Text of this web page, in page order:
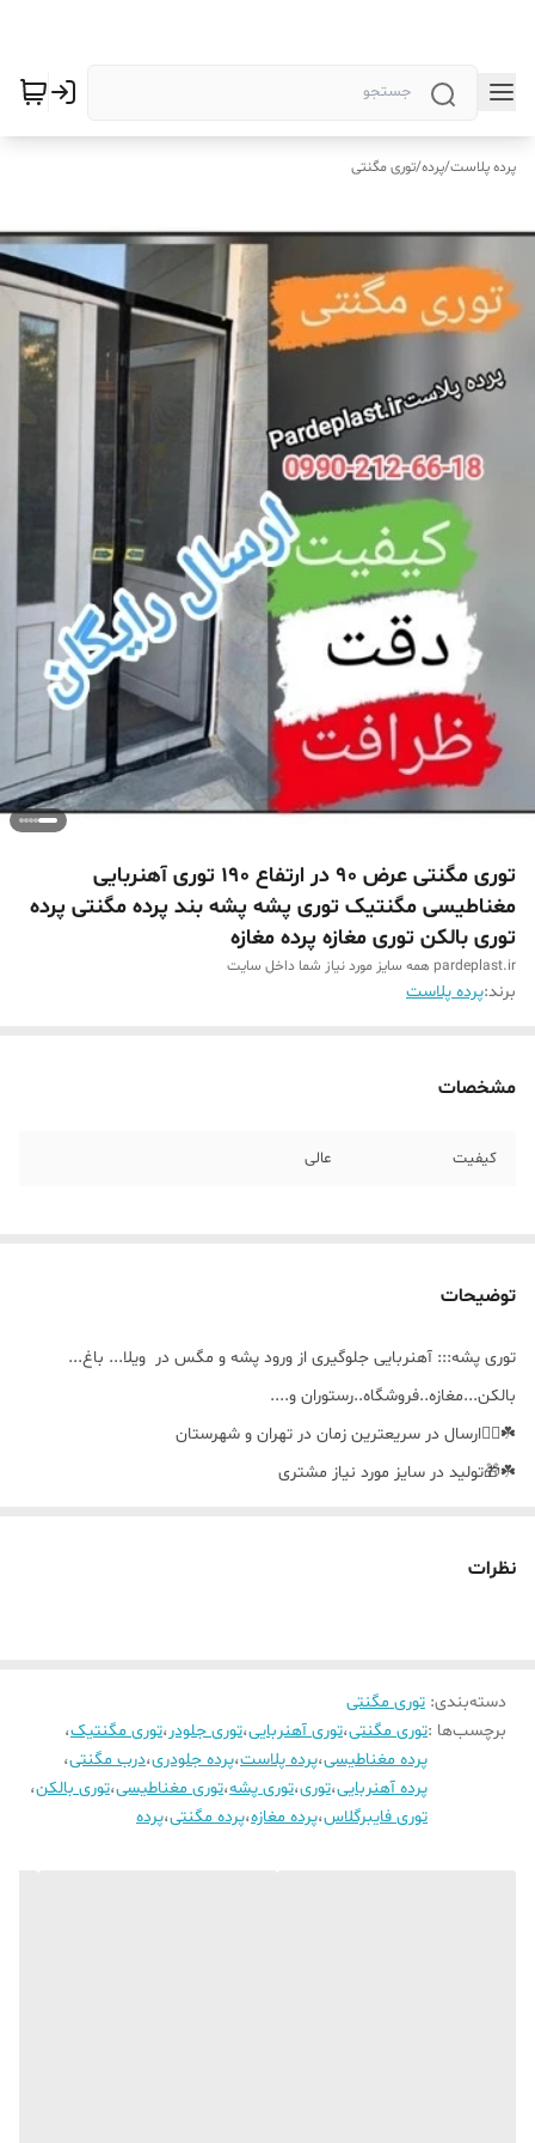
پرده پلاست/پرده/توری مگنتی
توری مگنتی عرض 90 در ارتفاع 190 توری آهنربایی
مغناطیسی مگنتیک توری پشه پشه بند پرده مگنتی پرده
توری بالکن توری مغازه پرده مغازه
pardeplast.ir همه سایز مورد نیاز شما داخل سایت
برند:پرده پلاست
مشخصات
کیفیت عالی
توضیحات
توری پشه::: آهنربایی جلوگیری از ورود پشه و مگس در ویلا... باغ...
بالکن...مغازه..فروشگاه..رستوران و....
☘️🚴‍♀️ارسال در سریعترین زمان در تهران و شهرستان
☘️🎁تولید در سایز مورد نیاز مشتری
نظرات
دسته‌بندی: توری مگنتی
برچسب‌ها :توری مگنتی،توری آهنربایی،توری جلودر،توری مگنتیک،
پرده مغناطیسی،پرده پلاست،پرده جلودری،درب مگنتی،
پرده آهنربایی،توری،توری پشه،توری مغناطیسی،توری بالکن،
توری فایبرگلاس،پرده مغازه،پرده مگنتی،پرده